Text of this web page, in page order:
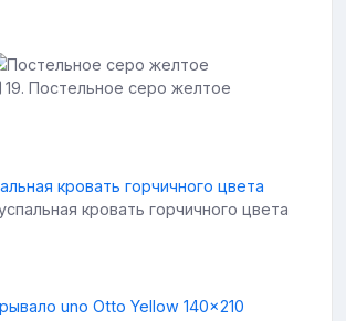
19. Постельное серо желтое
кровать горчичного цвета